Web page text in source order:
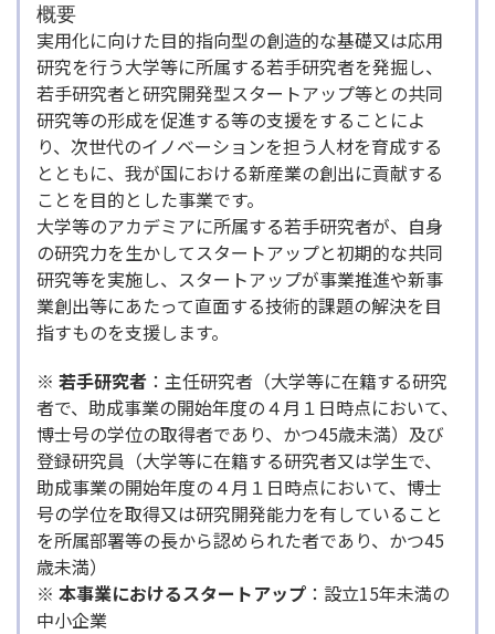
概要
実用化に向けた目的指向型の創造的な基礎又は応用
研究を行う大学等に所属する若手研究者を発掘し、
若手研究者と研究開発型スタートアップ等との共同
研究等の形成を促進する等の支援をすることによ
り、次世代のイノベーションを担う人材を育成する
とともに、我が国における新産業の創出に貢献する
ことを目的とした事業です。
大学等のアカデミアに所属する若手研究者が、自身
の研究力を生かしてスタートアップと初期的な共同
研究等を実施し、スタートアップが事業推進や新事
業創出等にあたって直面する技術的課題の解決を目
指すものを支援します。
※ 若手研究者 ：主任研究者（大学等に在籍する研究
者で、助成事業の開始年度の４月１日時点において、
博士号の学位の取得者であり、かつ45歳未満）及び
登録研究員（大学等に在籍する研究者又は学生で、
助成事業の開始年度の４月１日時点において、博士
号の学位を取得又は研究開発能力を有していること
を所属部署等の長から認められた者であり、かつ45
歳未満）
※ 本事業におけるスタートアップ ：設立15年未満の
中小企業